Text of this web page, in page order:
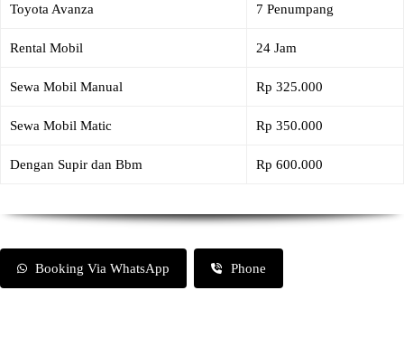
Toyota Avanza 7 Penumpang
Rental Mobil 24 Jam
Sewa Mobil Manual Rp 325.000
Sewa Mobil Matic Rp 350.000
Dengan Supir dan Bbm Rp 600.000
Booking Via WhatsApp Phone